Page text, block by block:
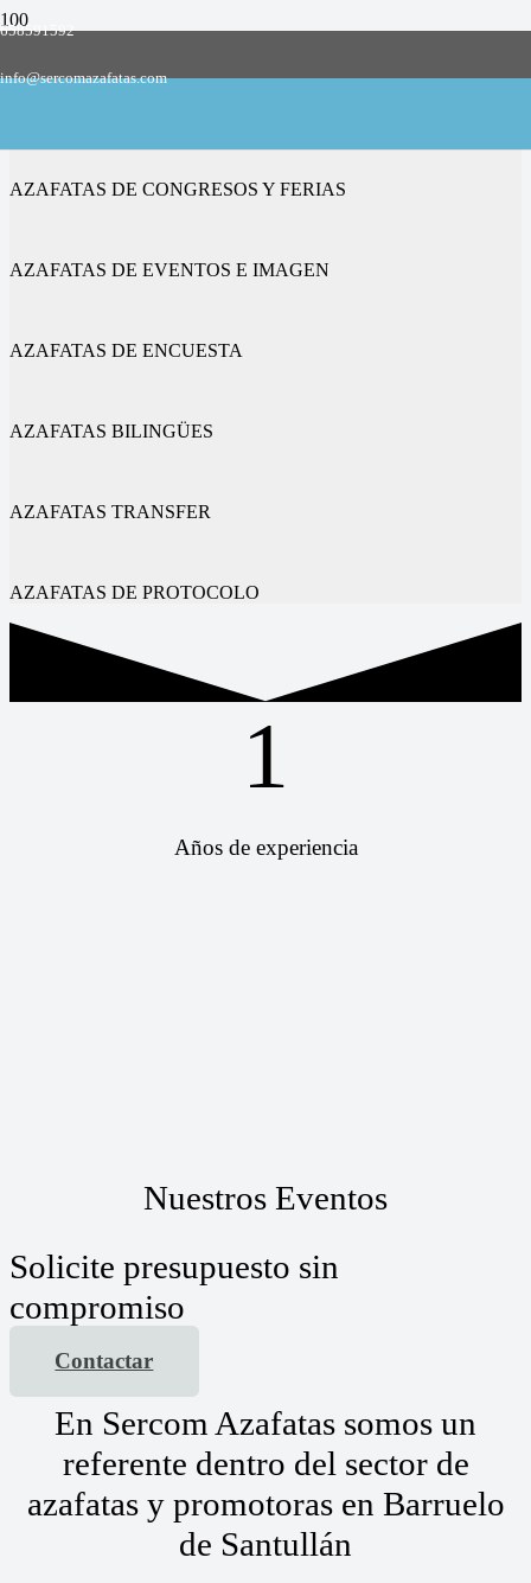
658591592
info@sercomazafatas.com
AZAFATAS DE CONGRESOS Y FERIAS
AZAFATAS DE EVENTOS E IMAGEN
AZAFATAS DE ENCUESTA
AZAFATAS BILINGÜES
AZAFATAS TRANSFER
AZAFATAS DE PROTOCOLO
1
Años de experiencia
Nuestros Eventos
Solicite presupuesto sin
compromiso
Contactar
En Sercom Azafatas somos un
referente dentro del sector de
azafatas y promotoras en Barruelo
de Santullán